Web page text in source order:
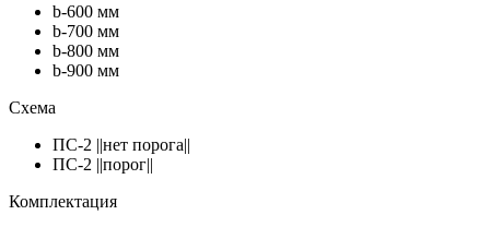
b-600 мм
b-700 мм
b-800 мм
b-900 мм
Схема
ПС-2 ||нет порога||
ПС-2 ||порог||
Комплектация